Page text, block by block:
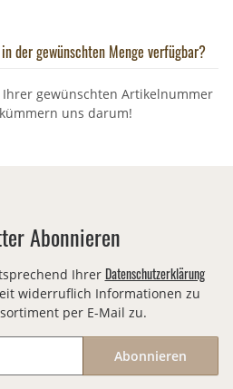
der gewünschten Menge verfügbar?
gewünschten Artikelnummer
uns darum!
Abonnieren
Ihrer Datenschutzerklärung
widerruflich Informationen zu
per E-Mail zu.
Abonnieren